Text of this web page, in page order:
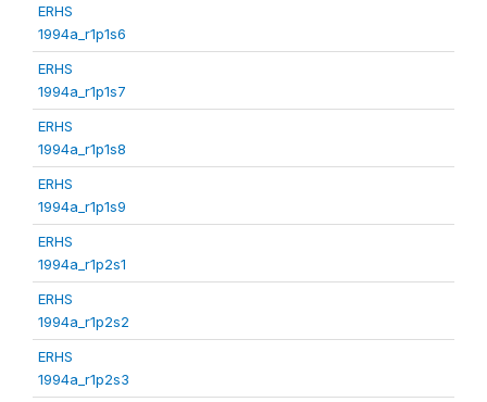
ERHS
1994a_r1p1s6
ERHS
1994a_r1p1s7
ERHS
1994a_r1p1s8
ERHS
1994a_r1p1s9
ERHS
1994a_r1p2s1
ERHS
1994a_r1p2s2
ERHS
1994a_r1p2s3